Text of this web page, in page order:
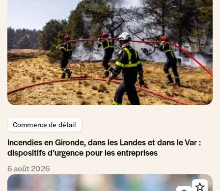
Commerce de détail
Incendies en Gironde, dans les Landes et dans le Var :
dispositifs d’urgence pour les entreprises
6 août 2026